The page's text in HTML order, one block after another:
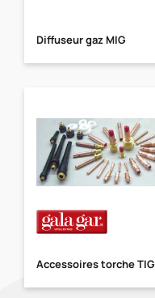
Diffuseur gaz MIG
Accessoires torche TIG